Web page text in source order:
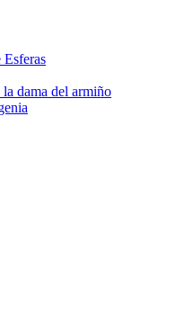
dama del armiño